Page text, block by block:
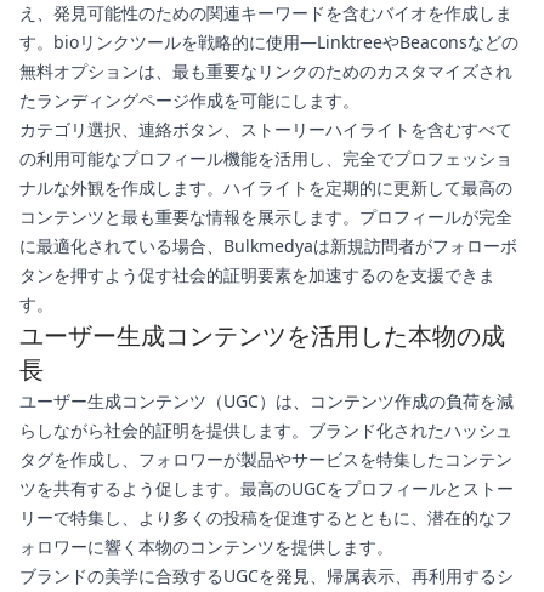
え、発見可能性のための関連キーワードを含むバイオを作成しま
す。bioリンクツールを戦略的に使用—LinktreeやBeaconsなどの
無料オプションは、最も重要なリンクのためのカスタマイズされ
たランディングページ作成を可能にします。
カテゴリ選択、連絡ボタン、ストーリーハイライトを含むすべて
の利用可能なプロフィール機能を活用し、完全でプロフェッショ
ナルな外観を作成します。ハイライトを定期的に更新して最高の
コンテンツと最も重要な情報を展示します。プロフィールが完全
に最適化されている場合、Bulkmedyaは新規訪問者がフォローボ
タンを押すよう促す社会的証明要素を加速するのを支援できま
す。
ユーザー生成コンテンツを活用した本物の成
長
ユーザー生成コンテンツ（UGC）は、コンテンツ作成の負荷を減
らしながら社会的証明を提供します。ブランド化されたハッシュ
タグを作成し、フォロワーが製品やサービスを特集したコンテン
ツを共有するよう促します。最高のUGCをプロフィールとストー
リーで特集し、より多くの投稿を促進するとともに、潜在的なフ
ォロワーに響く本物のコンテンツを提供します。
ブランドの美学に合致するUGCを発見、帰属表示、再利用するシ